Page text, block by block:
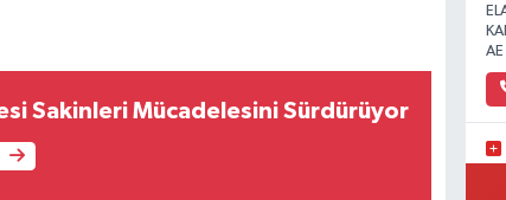
Sakinleri Mücadelesini Sürdürüyor
AE